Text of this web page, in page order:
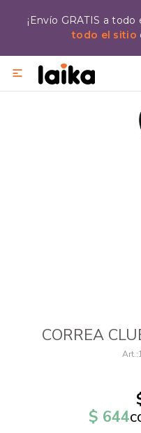
¡Envío GRATIS a
todo el sitio

CORREA
$ 644